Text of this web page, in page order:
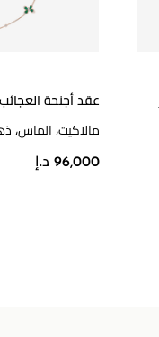
عقد أجنحة
مالاكيت، الماس،
96,000 د.إ